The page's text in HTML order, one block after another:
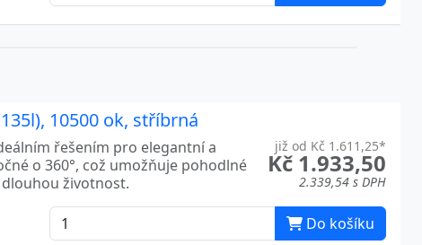
10500 ok, stříbrná
již od Kč 1.611,25*
Kč 1.933,50
2.339,54 s DPH
řešením pro elegantní a
o 360°, což umožňuje pohodlné
životnost.
Do košíku